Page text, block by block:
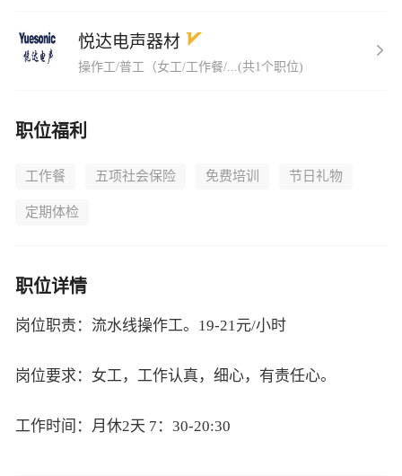
悦达电声器材
操作工/普工（女工/工作餐/...(共1个职位)
职位福利
工作餐 五项社会保险 免费培训 节日礼物
定期体检
职位详情
岗位职责：流水线操作工。19-21元/小时
岗位要求：女工，工作认真，细心，有责任心。
工作时间：月休2天 7：30-20:30